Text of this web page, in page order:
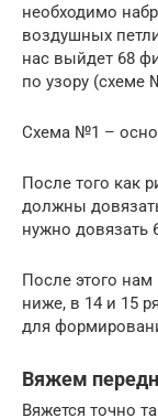
необходимо
воздушных
нас выйдет 68
по узору (схеме
Схема №1 –
После того как
должны
нужно довязать
После этого
ниже, в 14 и 15
для
Вяжем
Вяжется точно